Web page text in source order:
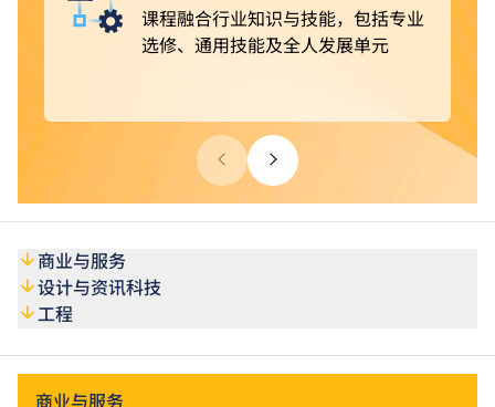
课程融合行业知识与技能，包括专业
选修、通用技能及全人发展单元
商业与服务
设计与资讯科技
工程
商业与服务